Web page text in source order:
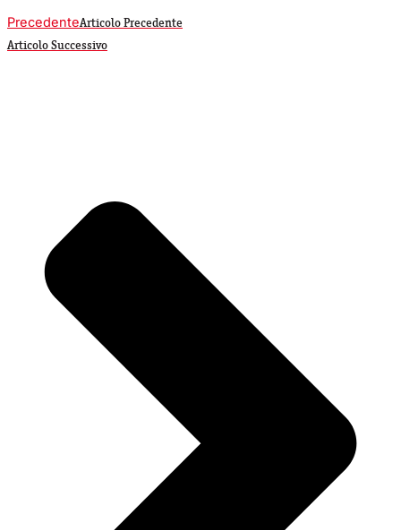
PrecedenteArticolo Precedente
Articolo Successivo